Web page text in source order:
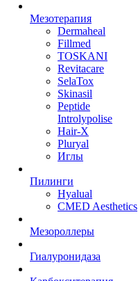
Мезотерапия
Dermaheal
Fillmed
TOSKANI
Revitacare
SelaTox
Skinasil
Peptide
Introlypolise
Hair-X
Pluryal
Иглы
Пилинги
Hyalual
CMED Aesthetics
Мезороллеры
Гиалуронидаза